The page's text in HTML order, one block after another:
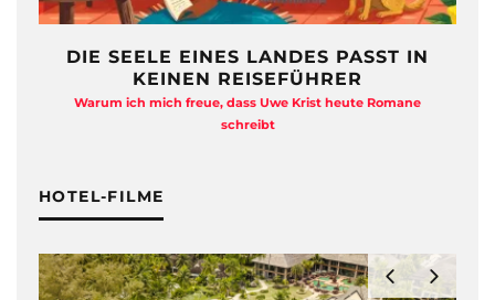
DIE SEELE EINES LANDES PASST IN
KEINEN REISEFÜHRER
Warum ich mich freue, dass Uwe Krist heute Romane
schreibt
HOTEL-FILME